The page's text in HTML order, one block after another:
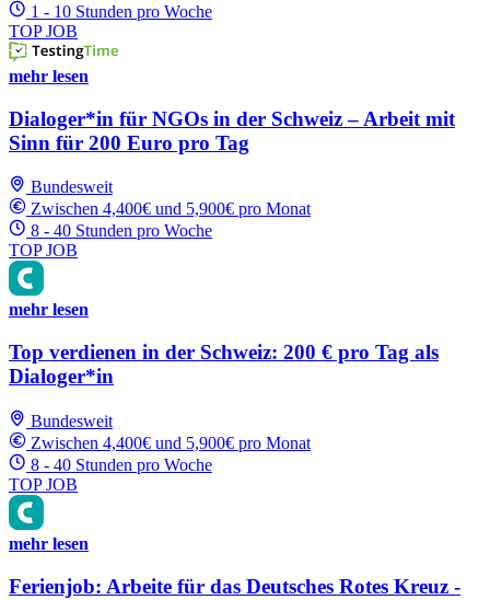
1 - 10 Stunden pro Woche
TOP JOB
mehr lesen
Dialoger*in für NGOs in der Schweiz – Arbeit mit
Sinn für 200 Euro pro Tag
Bundesweit
Zwischen 4,400€ und 5,900€ pro Monat
8 - 40 Stunden pro Woche
TOP JOB
mehr lesen
Top verdienen in der Schweiz: 200 € pro Tag als
Dialoger*in
Bundesweit
Zwischen 4,400€ und 5,900€ pro Monat
8 - 40 Stunden pro Woche
TOP JOB
mehr lesen
Ferienjob: Arbeite für das Deutsches Rotes Kreuz -